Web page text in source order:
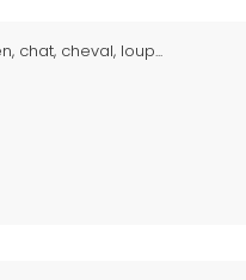
chat, cheval, loup...